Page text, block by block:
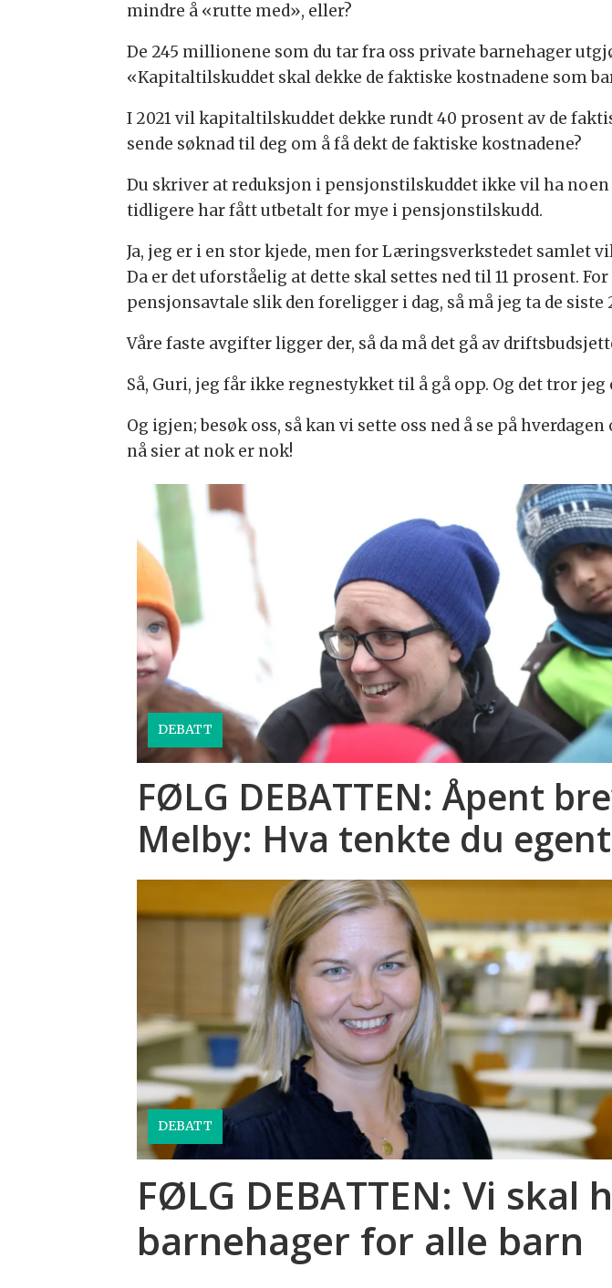
mindre å «rutte med», eller?
De 245 millionene som du tar fra oss private barnehager
«Kapitaltilskuddet skal dekke de faktiske kostnadene som
I 2021 vil kapitaltilskuddet dekke rundt 40 prosent av de
sende søknad til deg om å få dekt de faktiske kostnadene?
Du skriver at reduksjon i pensjonstilskuddet ikke vil ha
tidligere har fått utbetalt for mye i pensjonstilskudd.
Ja, jeg er i en stor kjede, men for Læringsverkstedet samlet
Da er det uforståelig at dette skal settes ned til 11 prosent.
pensjonsavtale slik den foreligger i dag, så må jeg ta de
Våre faste avgifter ligger der, så da må det gå av
Så, Guri, jeg får ikke regnestykket til å gå opp. Og det tror
Og igjen; besøk oss, så kan vi sette oss ned å se på
nå sier at nok er nok!
DEBATT
FØLG DEBATTEN: Åpent
Melby: Hva tenkte du
DEBATT
FØLG DEBATTEN: Vi skal
barnehager for alle barn